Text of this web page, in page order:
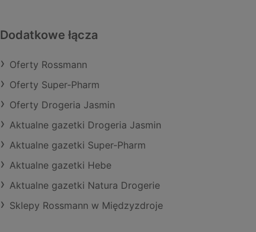
Dodatkowe łącza
Oferty Rossmann
Oferty Super-Pharm
Oferty Drogeria Jasmin
Aktualne gazetki Drogeria Jasmin
Aktualne gazetki Super-Pharm
Aktualne gazetki Hebe
Aktualne gazetki Natura Drogerie
Sklepy Rossmann w Międzyzdroje